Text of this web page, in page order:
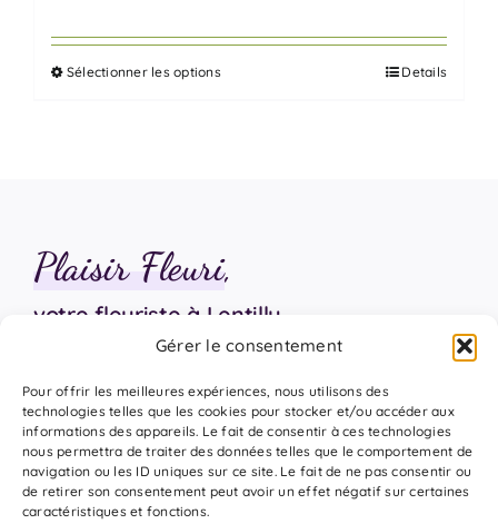
Gérer le consentement
Pour offrir les meilleures expériences, nous utilisons des
technologies telles que les cookies pour stocker et/ou accéder aux
informations des appareils. Le fait de consentir à ces technologies
nous permettra de traiter des données telles que le comportement de
navigation ou les ID uniques sur ce site. Le fait de ne pas consentir ou
de retirer son consentement peut avoir un effet négatif sur certaines
caractéristiques et fonctions.
prix :
70,00 €
Sélectionner les optionsCe
options
peuvent
être
choisies
la
page
du
produit
Details
Plaisir Fleuri,
votre fleuriste à Lentilly
06 18 17 18 94